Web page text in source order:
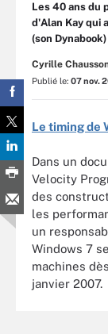
Les 40 ans du
d'Alan Kay qui
(son
Cyrille
Publié le: 07 nov.
Le timing de
Dans un
Velocity
des
les
un
Windows 7
machines
janvier 2007.